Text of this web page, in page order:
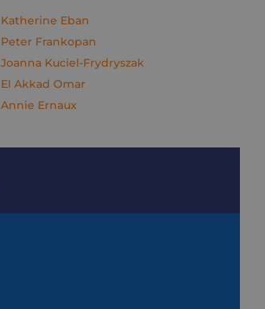
Katherine Eban
Peter Frankopan
Joanna Kuciel-Frydryszak
El Akkad Omar
Annie Ernaux